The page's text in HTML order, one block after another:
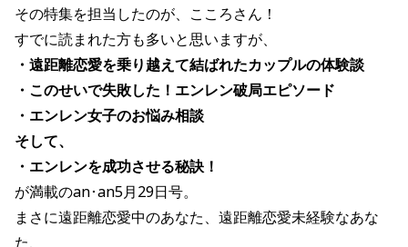
その特集を担当したのが、こころさん！
すでに読まれた方も多いと思いますが、
・遠距離恋愛を乗り越えて結ばれたカップルの体験談
・このせいで失敗した！エンレン破局エピソード
・エンレン女子のお悩み相談
そして、
・エンレンを成功させる秘訣！
が満載のan･an5月29日号。
まさに遠距離恋愛中のあなた、遠距離恋愛未経験なあな
た、